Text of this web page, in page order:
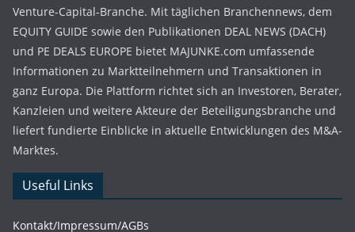
Venture-Capital-Branche. Mit täglichen Branchennews, dem
EQUITY GUIDE sowie den Publikationen DEAL NEWS (DACH)
und PE DEALS EUROPE bietet MAJUNKE.com umfassende
Informationen zu Marktteilnehmern und Transaktionen in
ganz Europa. Die Plattform richtet sich an Investoren, Berater,
Kanzleien und weitere Akteure der Beteiligungsbranche und
liefert fundierte Einblicke in aktuelle Entwicklungen des M&A-
Marktes.
Useful Links
Kontakt/Impressum/AGBs